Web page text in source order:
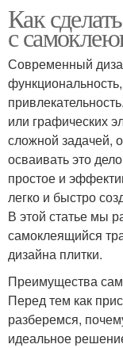
Как
с
Современный
или графических
сложной задачей,
осваивать это
простое и
легко и быстро
В этой статье мы
самоклеящийся
дизайна плитки.
Преимущества
Перед тем как
разберемся,
идеальное